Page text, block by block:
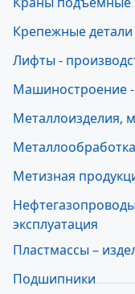
Крепежные
Лифты -
Машиностроение
Металлоизделия,
Металлообработка
Метизная
эксплуатация
Пластмассы –
Подшипники